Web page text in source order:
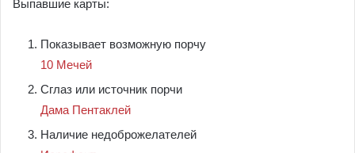
Выпавшие карты:
Показывает возможную порчу
10 Мечей
Сглаз или источник порчи
Дама Пентаклей
Наличие недоброжелателей